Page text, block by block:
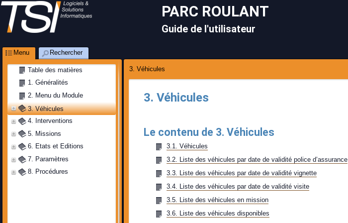
PARC ROULANT
Guide de l'utilisateur
Menu Rechercher
Table des matières
1. Généralités
2. Menu du Module
3. Véhicules
4. Interventions
5. Missions
6. Etats et Editions
7. Paramètres
8. Procédures
3. Véhicules
3. Véhicules
Le contenu de 3. Véhicules
3.1. Véhicules
3.2. Liste des véhicules par date de validité police d’assurance
3.3. Liste des véhicules par date de validité vignette
3.4. Liste des véhicules par date de validité visite
3.5. Liste des véhicules en mission
3.6. Liste des véhicules disponibles